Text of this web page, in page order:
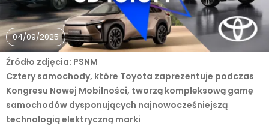
04/09/2025
Cztery samochody, które Toyota zaprezentuje podczas
Kongresu Nowej Mobilności, tworzą kompleksową gamę
samochodów dysponujących najnowocześniejszą
technologią elektryczną marki
Źródło zdjęcia: PSNM